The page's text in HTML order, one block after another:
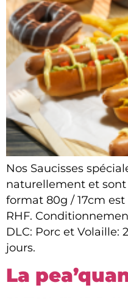
Nos Saucisses
naturellement et sont
format 80g / 17cm
RHF.
DLC: Porc et Volaille:
jours.
La